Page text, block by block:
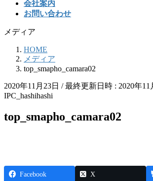
会社案内
お問い合わせ
メディア
HOME
メディア
top_smapho_camara02
2020年11月23日 / 最終更新日時 : 2020年11
IPC_hashihashi
top_smapho_camara02
Facebook X